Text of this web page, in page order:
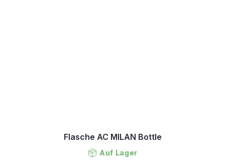
Flasche AC MILAN Bottle
Auf Lager